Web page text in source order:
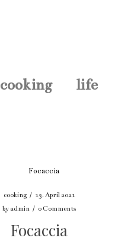
cooking life
cooking / 13. April 2021
by admin / 0 Comments
Focaccia